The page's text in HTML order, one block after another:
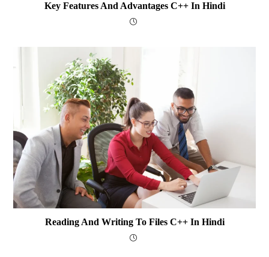
Key Features And Advantages C++ In Hindi
Reading And Writing To Files C++ In Hindi